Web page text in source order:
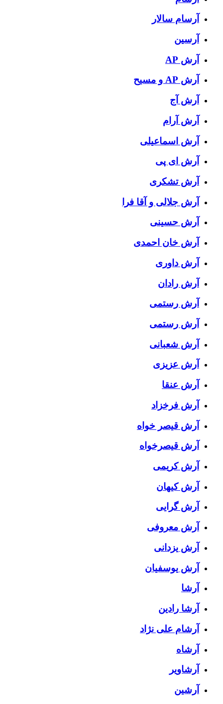
آرسام سالار
آرسین
آرش AP
آرش AP و مسیح
آرش آج
آرش آرام
آرش اسماعیلی
آرش ای پی
آرش تشکری
آرش جلالی و آقا فرا
آرش حسینی
آرش خان احمدی
آرش داوری
آرش رادان
آرش رستمى
آرش رستمی
آرش شعبانی
آرش عزیزی
آرش عنقا
آرش فرخزاد
آرش قیصر خواه
آرش قیصرخواه
آرش کریمی
آرش کیهان
آرش گرایی
آرش معروفی
آرش یزدانی
آرش یوسفیان
آرشا
آرشا رادین
آرشام علی نژاد
آرشاه
آرشاویر
آرشین